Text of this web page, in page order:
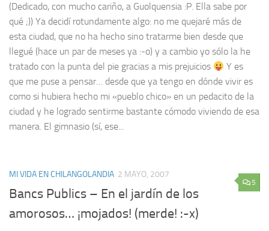
(Dedicado, con mucho cariño, a Guolquensia :P. Ella sabe por
qué ;)) Ya decidí rotundamente algo: no me quejaré más de
esta ciudad, que no ha hecho sino tratarme bien desde que
llegué (hace un par de meses ya :-o) y a cambio yo sólo la he
tratado con la punta del pie gracias a mis prejuicios
Y es
que me puse a pensar… desde que ya tengo en dónde vivir es
como si hubiera hecho mi «pueblo chico» en un pedacito de la
ciudad y he logrado sentirme bastante cómodo viviendo de esa
manera. El gimnasio (sí, ese...
5
MI VIDA EN CHILANGOLANDIA 2 MAYO, 2007
Bancs Publics – En el jardín de los
amorosos… ¡mojados! (merde! :-x)